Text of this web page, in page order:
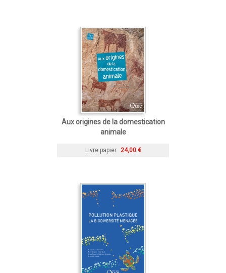
Aux origines de la domestication
animale
Livre papier 24,00 €